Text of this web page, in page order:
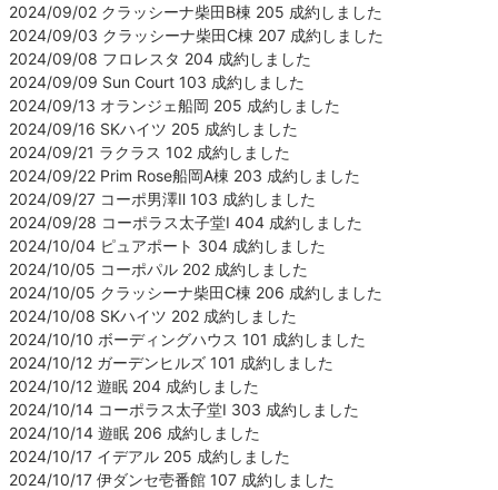
2024/09/02 クラッシーナ柴田B棟 205 成約しました
2024/09/03 クラッシーナ柴田C棟 207 成約しました
2024/09/08 フロレスタ 204 成約しました
2024/09/09 Sun Court 103 成約しました
2024/09/13 オランジェ船岡 205 成約しました
2024/09/16 SKハイツ 205 成約しました
2024/09/21 ラクラス 102 成約しました
2024/09/22 Prim Rose船岡A棟 203 成約しました
2024/09/27 コーポ男澤Ⅱ 103 成約しました
2024/09/28 コーポラス太子堂Ⅰ 404 成約しました
2024/10/04 ピュアポート 304 成約しました
2024/10/05 コーポパル 202 成約しました
2024/10/05 クラッシーナ柴田C棟 206 成約しました
2024/10/08 SKハイツ 202 成約しました
2024/10/10 ボーディングハウス 101 成約しました
2024/10/12 ガーデンヒルズ 101 成約しました
2024/10/12 遊眠 204 成約しました
2024/10/14 コーポラス太子堂Ⅰ 303 成約しました
2024/10/14 遊眠 206 成約しました
2024/10/17 イデアル 205 成約しました
2024/10/17 伊ダンセ壱番館 107 成約しました